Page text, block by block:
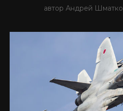
автор Андрей Шматко